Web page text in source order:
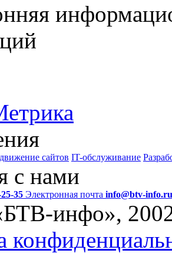
сайтов IT-обслуживание
с нами
35 Электронная почта info@btv-info.ru
инфо»,